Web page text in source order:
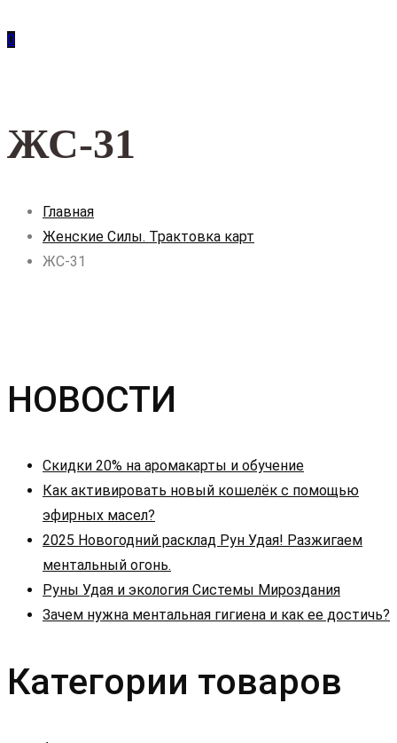
0
ЖС-31
Главная
Женские Силы. Трактовка карт
ЖС-31
НОВОСТИ
Скидки 20% на аромакарты и обучение
Как активировать новый кошелёк с помощью
эфирных масел?
2025 Новогодний расклад Рун Удая! Разжигаем
ментальный огонь.
Руны Удая и экология Системы Мироздания
Зачем нужна ментальная гигиена и как ее достичь?
Категории товаров